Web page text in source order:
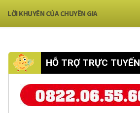
LỜI KHUYÊN CỦA CHUYÊN GIA
HỖ TRỢ TRỰC TUYẾN